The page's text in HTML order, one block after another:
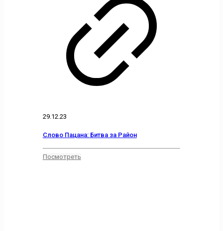
29.12.23
Слово Пацана: Битва за Район
Посмотреть